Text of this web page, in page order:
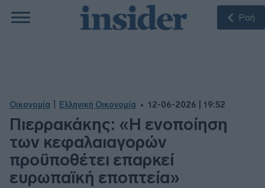
Ροή
Οικονομία Ελληνική Οικονομία 12-06-2026 | 19:52
Πιερρακάκης: «Η ενοποίηση
των κεφαλαιαγορών
προϋποθέτει επαρκεί
ευρωπαϊκή εποπτεία»